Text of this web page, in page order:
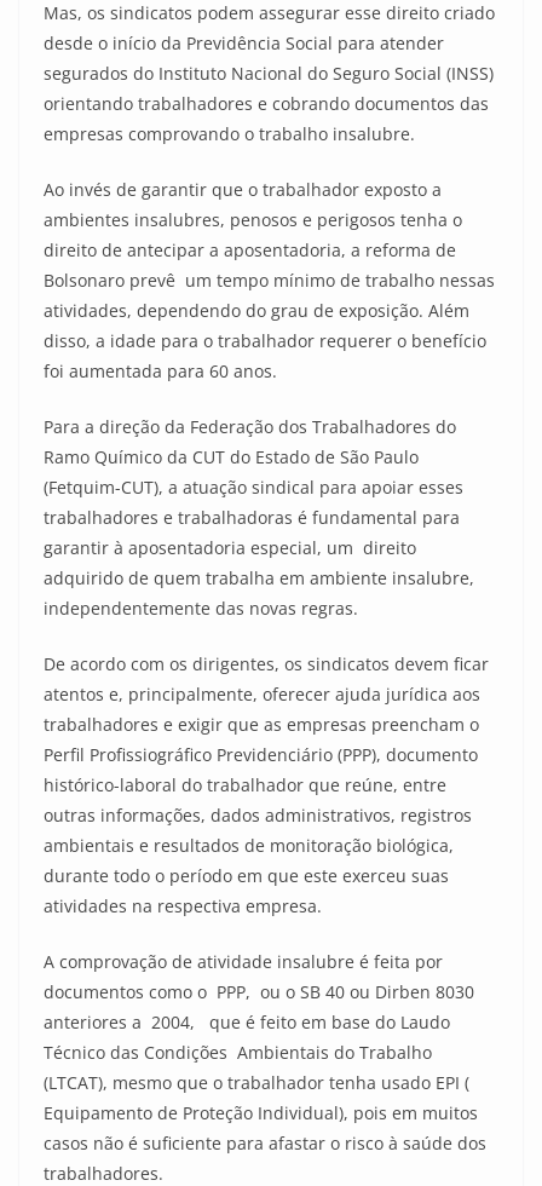
Mas, os sindicatos podem assegurar esse direito criado
desde o início da Previdência Social para atender
segurados do Instituto Nacional do Seguro Social (INSS)
orientando trabalhadores e cobrando documentos das
empresas comprovando o trabalho insalubre.
Ao invés de garantir que o trabalhador exposto a
ambientes insalubres, penosos e perigosos tenha o
direito de antecipar a aposentadoria, a reforma de
Bolsonaro prevê um tempo mínimo de trabalho nessas
atividades, dependendo do grau de exposição. Além
disso, a idade para o trabalhador requerer o benefício
foi aumentada para 60 anos.
Para a direção da Federação dos Trabalhadores do
Ramo Químico da CUT do Estado de São Paulo
(Fetquim-CUT), a atuação sindical para apoiar esses
trabalhadores e trabalhadoras é fundamental para
garantir à aposentadoria especial, um direito
adquirido de quem trabalha em ambiente insalubre,
independentemente das novas regras.
De acordo com os dirigentes, os sindicatos devem ficar
atentos e, principalmente, oferecer ajuda jurídica aos
trabalhadores e exigir que as empresas preencham o
Perfil Profissiográfico Previdenciário (PPP), documento
histórico-laboral do trabalhador que reúne, entre
outras informações, dados administrativos, registros
ambientais e resultados de monitoração biológica,
durante todo o período em que este exerceu suas
atividades na respectiva empresa.
A comprovação de atividade insalubre é feita por
documentos como o PPP, ou o SB 40 ou Dirben 8030
anteriores a 2004, que é feito em base do Laudo
Técnico das Condições Ambientais do Trabalho
(LTCAT), mesmo que o trabalhador tenha usado EPI (
Equipamento de Proteção Individual), pois em muitos
casos não é suficiente para afastar o risco à saúde dos
trabalhadores.